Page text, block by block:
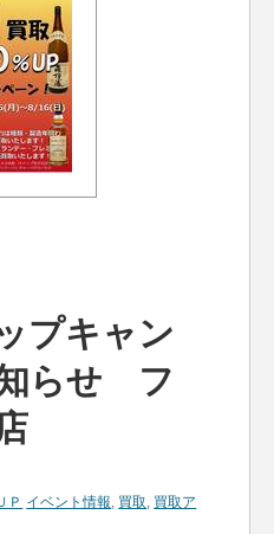
プキャン
らせ フ
Ｐ イベント情報, 買取, 買取ア